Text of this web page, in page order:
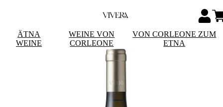
ÄTNA
WEINE
WEINE VON
CORLEONE
VON CORLEONE ZUM
ETNA